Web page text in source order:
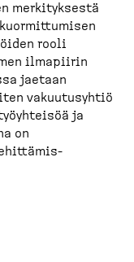
merkityksestä
rooli
ilmapiirin
jaetaan
vakuutusyhtiö
ja
on